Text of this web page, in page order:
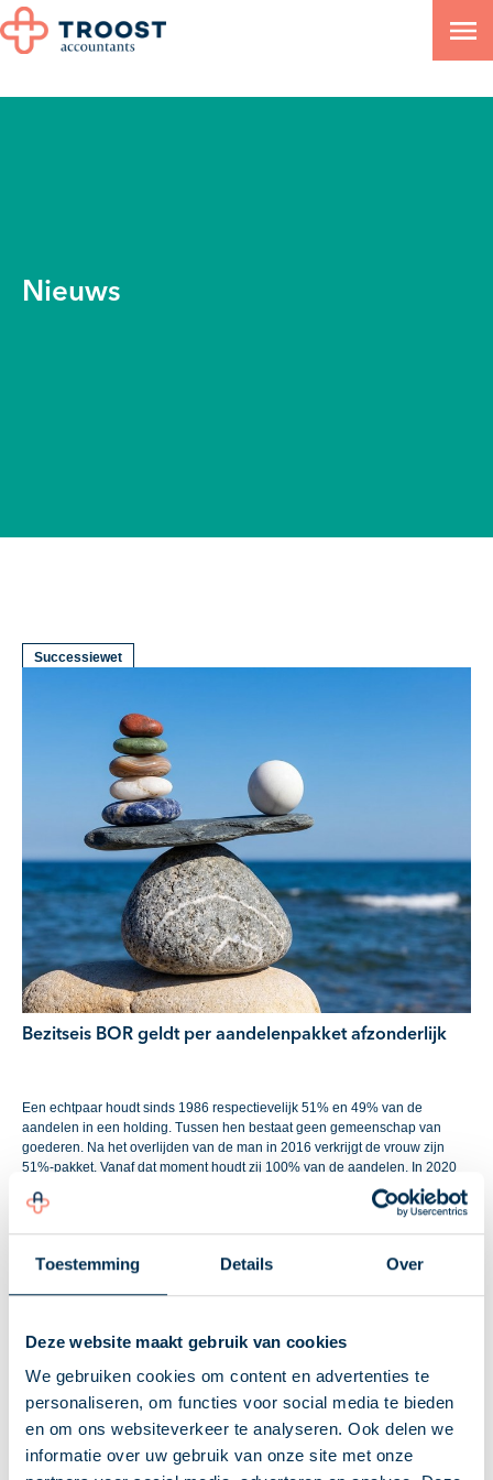
Toestemming Details Over
Deze website maakt gebruik van cookies
We gebruiken cookies om content en advertenties te
personaliseren, om functies voor social media te bieden
en om ons websiteverkeer te analyseren. Ook delen we
informatie over uw gebruik van onze site met onze
Nieuws
Successiewet
Bezitseis BOR geldt per aandelenpakket afzonderlijk
Een echtpaar houdt sinds 1986 respectievelijk 51% en 49% van de
aandelen in een holding. Tussen hen bestaat geen gemeenschap van
goederen. Na het overlijden van de man in 2016 verkrijgt de vrouw zijn
51%-pakket. Vanaf dat moment houdt zij 100% van de aandelen. In 2020
volgt een juridische splitsing, waarbij een deel van het vermogen wordt
afgesplitst naar een nieuw opgerichte bv. De vrouw schenkt op dezelfde
BOR
aandelenpakket. De inspecteur wijst dit gedeeltelijk af. Hij past de BOR
slechts toe op 49% van de aandelen, omdat moeder de overige 51% nog
geen vijf jaar in bezit had op het moment van de schenking. De dochter
bezit moet zijn geweest. Daarnaast beroept zij zich op het doel en de
strekking van de BOR: moeder verkreeg de 51% immers krachtens erfrecht
van vader, die de aandelen zelf decennialang hield.